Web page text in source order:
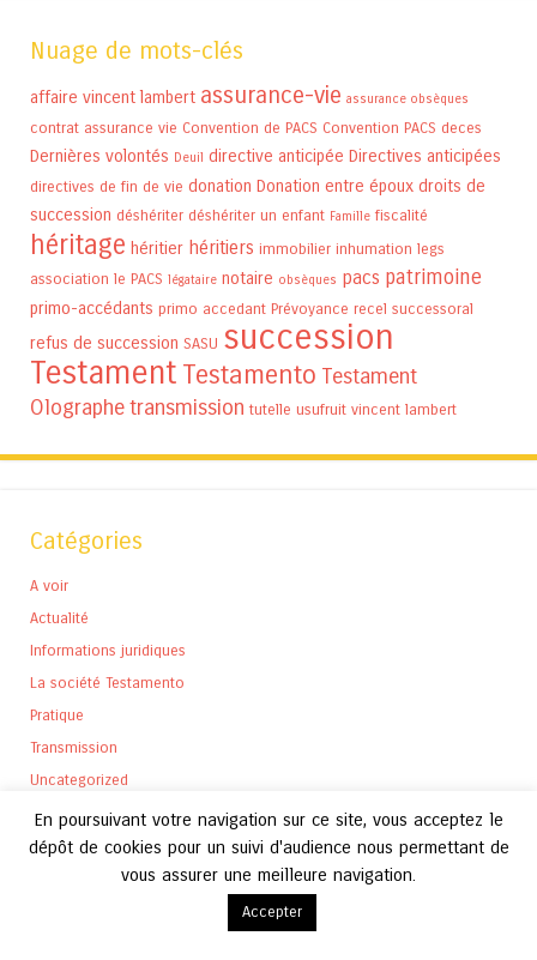
Nuage de mots-clés
affaire vincent lambert assurance-vie assurance obsèques
contrat assurance vie Convention de PACS Convention PACS deces
Dernières volontés Deuil directive anticipée Directives anticipées
directives de fin de vie donation Donation entre époux droits de
succession déshériter déshériter un enfant Famille fiscalité
héritage héritier héritiers immobilier inhumation legs
association le PACS légataire notaire obsèques pacs patrimoine
primo-accédants primo accedant Prévoyance recel successoral
refus de succession SASU succession
Testament Testamento Testament
Olographetransmission tutelle usufruit vincent lambert
Catégories
A voir
Actualité
Informations juridiques
La société Testamento
Pratique
Transmission
Uncategorized
En poursuivant votre navigation sur ce site, vous acceptez le
dépôt de cookies pour un suivi d'audience nous permettant de
vous assurer une meilleure navigation.
Accepter